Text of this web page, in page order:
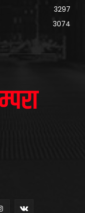
3297
3074